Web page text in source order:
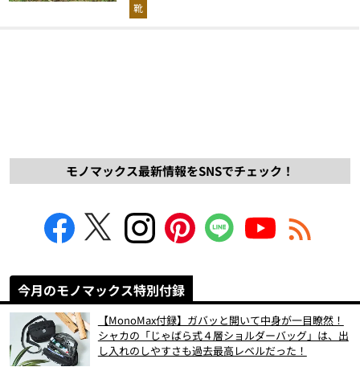
靴
モノマックス最新情報をSNSでチェック！
今月のモノマックス特別付録
【MonoMax付録】ガバッと開いて中身が一目瞭然！
シャカの「じゃばら式４層ショルダーバッグ」は、出
し入れのしやすさも過去最高レベルだった！